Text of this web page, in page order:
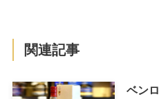
関連記事
ベン